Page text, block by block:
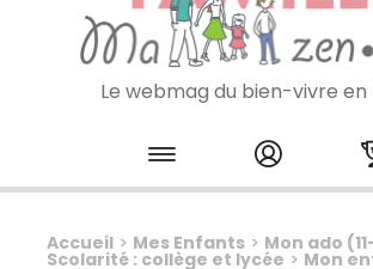
Je m'inscris à la
Le webmag du bien-vivre
Skip to content
Accueil > Mes Enfants > Mon ado
Scolarité : collège et lycée > Mon